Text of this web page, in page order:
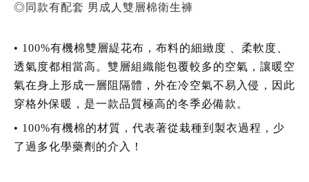
◎同款有配套 男成人雙層棉衛生褲
• 100%有機棉雙層緹花布，布料的細緻度 、柔軟度、
透氣度都相當高。雙層組織能包覆較多的空氣，讓暖空
氣在身上形成一層阻隔體，外在冷空氣不易入侵，因此
穿格外保暖，是一款品質極高的冬季必備款。
• 100%有機棉的材質，代表著從栽種到製衣過程，少
了過多化學藥劑的介入！